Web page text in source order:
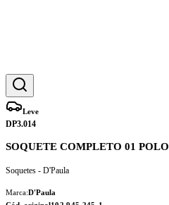
Leve
DP3.014
SOQUETE COMPLETO 01 POLO
Soquetes - D'Paula
Marca:D'Paula